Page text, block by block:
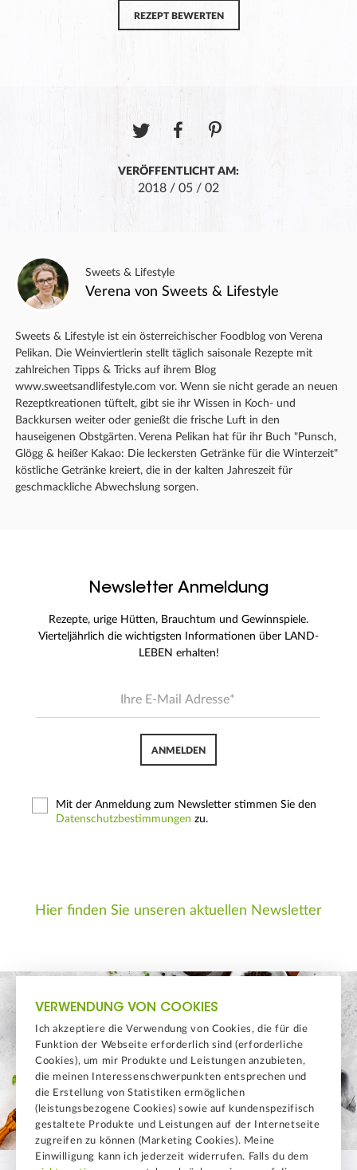
REZEPT BEWERTEN
VERÖFFENTLICHT AM:
2018 / 05 / 02
Sweets & Lifestyle
Verena von Sweets & Lifestyle
Sweets & Lifestyle ist ein österreichischer Foodblog von Verena
Pelikan. Die Weinviertlerin stellt täglich saisonale Rezepte mit
zahlreichen Tipps & Tricks auf ihrem Blog
www.sweetsandlifestyle.com vor. Wenn sie nicht gerade an neuen
Rezeptkreationen tüftelt, gibt sie ihr Wissen in Koch- und
Backkursen weiter oder genießt die frische Luft in den
hauseigenen Obstgärten. Verena Pelikan hat für ihr Buch "Punsch,
Glögg & heißer Kakao: Die leckersten Getränke für die Winterzeit"
köstliche Getränke kreiert, die in der kalten Jahreszeit für
geschmackliche Abwechslung sorgen.
Newsletter Anmeldung
Rezepte, urige Hütten, Brauchtum und Gewinnspiele.
Vierteljährlich die wichtigsten Informationen über LAND-
LEBEN erhalten!
ANMELDEN
Mit der Anmeldung zum Newsletter stimmen Sie den
Datenschutzbestimmungen zu.
Hier finden Sie unseren aktuellen Newsletter
VERWENDUNG VON COOKIES
Ich akzeptiere die Verwendung von Cookies, die für die
Funktion der Webseite erforderlich sind (erforderliche
Cookies), um mir Produkte und Leistungen anzubieten,
die meinen Interessenschwerpunkten entsprechen und
die Erstellung von Statistiken ermöglichen
(leistungsbezogene Cookies) sowie auf kundenspezifisch
gestaltete Produkte und Leistungen auf der Internetseite
zugreifen zu können (Marketing Cookies). Meine
Einwilligung kann ich jederzeit widerrufen. Falls du dem